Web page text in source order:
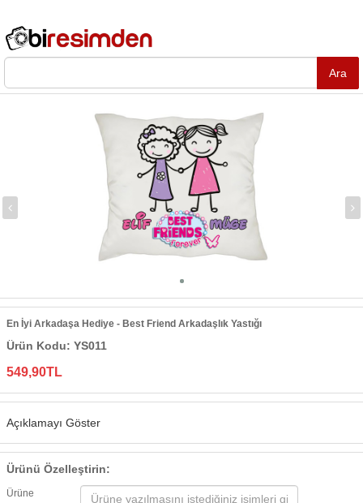
En İyi Arkadaşa Hediye - Best Friend Arkadaşlık Yastığı
Ürün Kodu: YS011
549,90TL
Açıklamayı Göster
Ürünü Özelleştirin:
Ürüne